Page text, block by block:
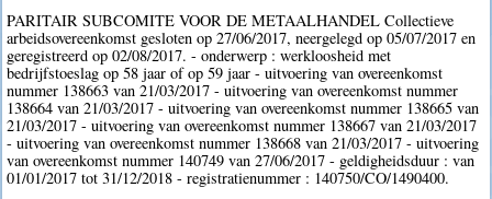
PARITAIR SUBCOMITE VOOR DE METAALHANDEL Collectieve
arbeidsovereenkomst gesloten op 27/06/2017, neergelegd op 05/07/2017 en
geregistreerd op 02/08/2017. - onderwerp : werkloosheid met
bedrijfstoeslag op 58 jaar of op 59 jaar - uitvoering van overeenkomst
nummer 138663 van 21/03/2017 - uitvoering van overeenkomst nummer
138664 van 21/03/2017 - uitvoering van overeenkomst nummer 138665 van
21/03/2017 - uitvoering van overeenkomst nummer 138667 van 21/03/2017
- uitvoering van overeenkomst nummer 138668 van 21/03/2017 - uitvoering
van overeenkomst nummer 140749 van 27/06/2017 - geldigheidsduur : van
01/01/2017 tot 31/12/2018 - registratienummer : 140750/CO/1490400.